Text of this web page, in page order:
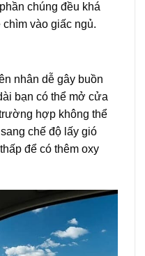
chúng đều khá
vào giấc ngủ.
nhân dễ gây buồn
bạn có thể mở cửa
hợp không thể
chế độ lấy gió
để có thêm oxy